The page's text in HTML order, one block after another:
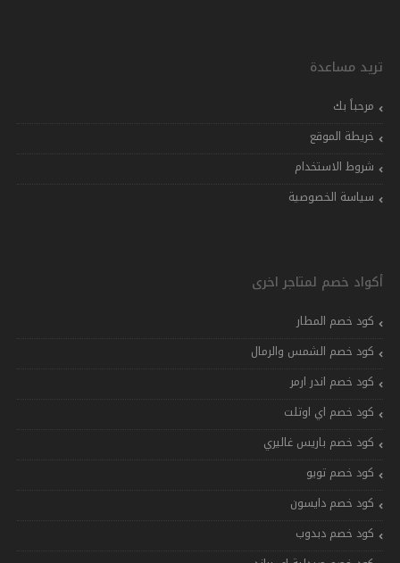
تريد مساعدة
مرحباً بك
خريطة الموقع
شروط الاستخدام
سياسة الخصوصية
أكواد خصم لمتاجر اخرى
كود خصم المطار
كود خصم الشمس والرمال
كود خصم اندر ارمر
كود خصم اي اوتلت
كود خصم باريس غاليري
كود خصم تويو
كود خصم دايسون
كود خصم دبدوب